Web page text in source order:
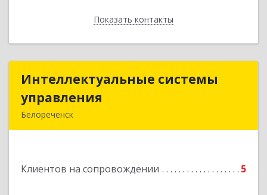
Показать контакты
Назад
Интеллектуальные системы
управления
Белореченск
Клиентов на сопровождении 5
Интеллектуальные системы
Подробнее